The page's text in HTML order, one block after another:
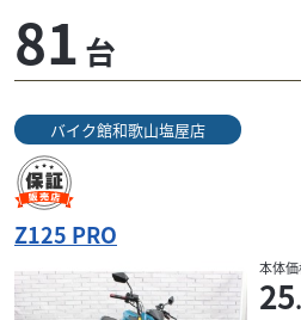
KSR110をベースに生まれ、
Z125PRO。倒立フォークやオ
サスペンション、そして前後の
クなどパフォーマンスを重視
回転域までスムーズに吹け上
気筒エンジンは機敏な走りと
KSR110ベースとはいえ、こち
チ搭載で、操る楽しみも与え
いる。
81 台
バイク館和歌山塩屋店
Z125 PRO
本体価
25